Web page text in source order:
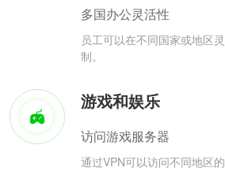
多国办公灵活性
员工可以在不同国家或地区
制。
游戏和娱乐
访问游戏服务器
通过VPN可以访问不同地区